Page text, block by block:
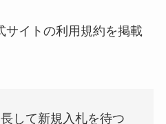
サイトの利用規約を掲載
して新規入札を待つ